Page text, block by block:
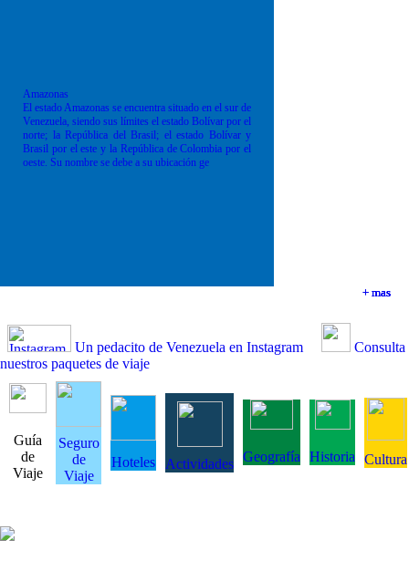
+ mas
+ mas
+ mas
Amazonas
El estado Amazonas se encuentra situado en el sur de
Venezuela, siendo sus límites el estado Bolívar por el
norte; la República del Brasil; el estado Bolívar y
Brasil por el este y la República de Colombia por el
oeste. Su nombre se debe a su ubicación ge
+ mas
Un pedacito de Venezuela en Instagram
Consulta
nuestros paquetes de viaje
Guía
de
Viaje
Seguro
de
Viaje
Hoteles Actividades Geografía Historia Cultura